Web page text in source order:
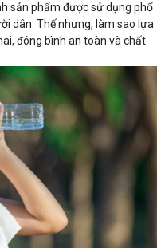
sản phẩm được sử dụng phổ
dân. Thế nhưng, làm sao lựa
đóng bình an toàn và chất